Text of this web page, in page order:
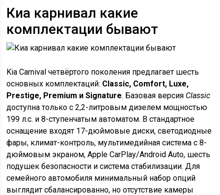
Киа карнивал какие
комплектации бывают
Kia Carnival четвёртого поколения предлагает шесть
основных комплектаций: Classic, Comfort, Luxe,
Prestige, Premium и Signature. Базовая версия Classic
доступна только с 2,2-литровым дизелем мощностью
199 л.с. и 8-ступенчатым автоматом. В стандартное
оснащение входят 17-дюймовые диски, светодиодные
фары, климат-контроль, мультимедийная система с 8-
дюймовым экраном, Apple CarPlay/Android Auto, шесть
подушек безопасности и система стабилизации. Для
семейного автомобиля минимальный набор опций
выглядит сбалансированно, но отсутствие камеры